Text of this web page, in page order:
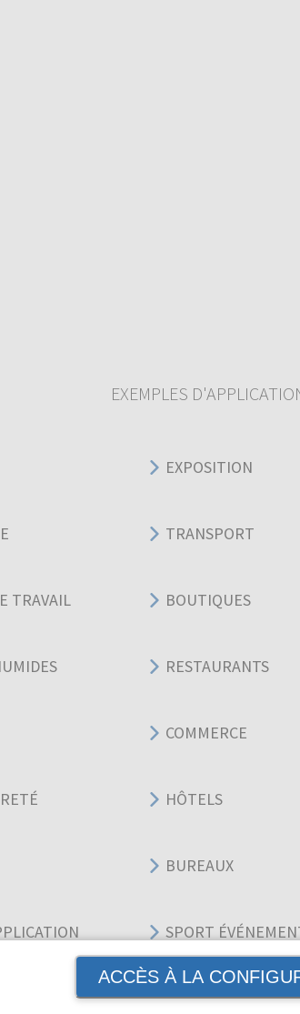
ACCÈS À LA
TRAVAIL
EXEMPLES
EXPOSITION
TRANSPORT
BOUTIQUES
RESTAURANTS
COMMERCE
HÔTELS
BUREAUX
SPORT